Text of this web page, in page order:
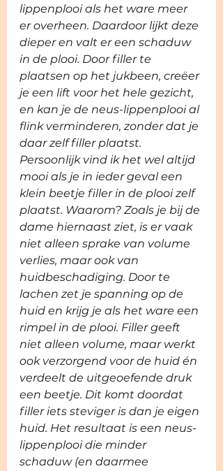
lippenplooi als het ware meer
er overheen. Daardoor lijkt deze
dieper en valt er een schaduw
in de plooi. Door filler te
plaatsen op het jukbeen, creëer
je een lift voor het hele gezicht,
en kan je de neus-lippenplooi al
flink verminderen, zonder dat je
daar zelf filler plaatst.
Persoonlijk vind ik het wel altijd
mooi als je in ieder geval een
klein beetje filler in de plooi zelf
plaatst. Waarom? Zoals je bij de
dame hiernaast ziet, is er vaak
niet alleen sprake van volume
verlies, maar ook van
huidbeschadiging. Door te
lachen zet je spanning op de
huid en krijg je als het ware een
rimpel in de plooi. Filler geeft
niet alleen volume, maar werkt
ook verzorgend voor de huid én
verdeelt de uitgeoefende druk
een beetje. Dit komt doordat
filler iets steviger is dan je eigen
huid. Het resultaat is een neus-
lippenplooi die minder
schaduw (en daarmee